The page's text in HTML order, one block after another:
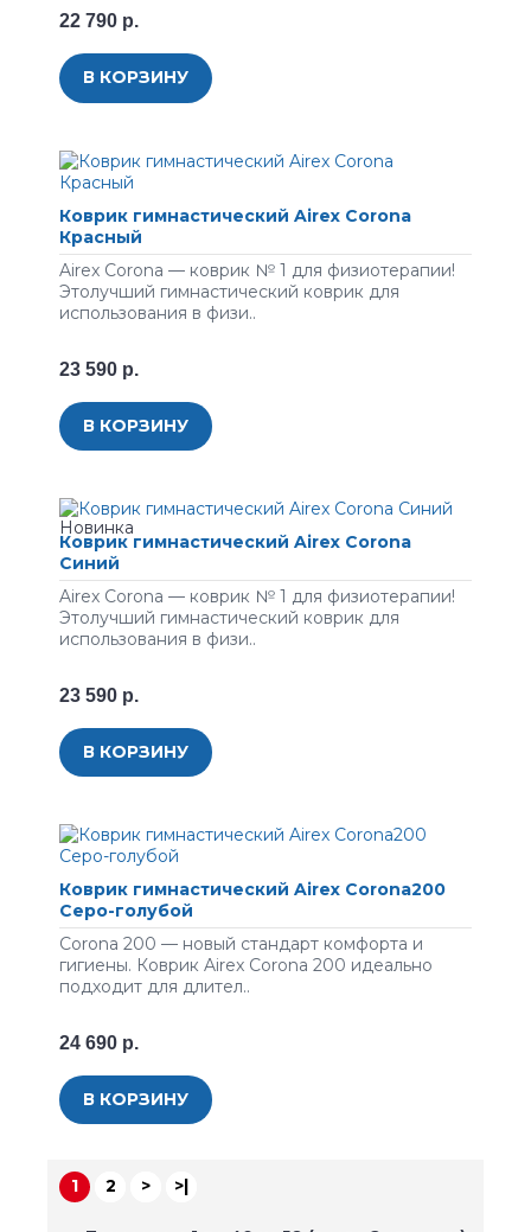
22 790 р.
В КОРЗИНУ
Коврик гимнастический Airex Corona
Красный
Airex Corona — коврик № 1 для физиотерапии!
Этолучший гимнастический коврик для
использования в физи..
23 590 р.
В КОРЗИНУ
Коврик гимнастический Airex Corona
Синий
Airex Corona — коврик № 1 для физиотерапии!
Этолучший гимнастический коврик для
использования в физи..
23 590 р.
В КОРЗИНУ
Коврик гимнастический Airex Corona200
Серо-голубой
Corona 200 — новый стандарт комфорта и
гигиены. Коврик Airex Corona 200 идеально
подходит для длител..
24 690 р.
В КОРЗИНУ
1 2 > >|